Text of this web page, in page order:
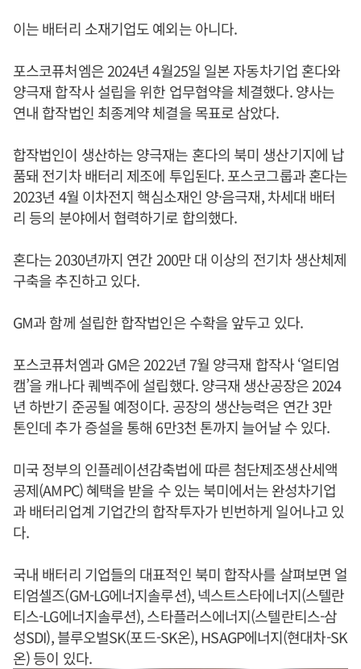
이는 배터리 소재기업도 예외는 아니다.
포스코퓨처엠은 2024년 4월25일 일본 자동차기업 혼다와
양극재 합작사 설립을 위한 업무협약을 체결했다. 양사는
연내 합작법인 최종계약 체결을 목표로 삼았다.
합작법인이 생산하는 양극재는 혼다의 북미 생산기지에 납
품돼 전기차 배터리 제조에 투입된다. 포스코그룹과 혼다는
2023년 4월 이차전지 핵심소재인 양·음극재, 차세대 배터
리 등의 분야에서 협력하기로 합의했다.
혼다는 2030년까지 연간 200만 대 이상의 전기차 생산체제
구축을 추진하고 있다.
GM과 함께 설립한 합작법인은 수확을 앞두고 있다.
포스코퓨처엠과 GM은 2022년 7월 양극재 합작사 ‘얼티엄
캠’을 캐나다 퀘벡주에 설립했다. 양극재 생산공장은 2024
년 하반기 준공될 예정이다. 공장의 생산능력은 연간 3만
톤인데 추가 증설을 통해 6만3천 톤까지 늘어날 수 있다.
미국 정부의 인플레이션감축법에 따른 첨단제조생산세액
공제(AMPC) 혜택을 받을 수 있는 북미에서는 완성차기업
과 배터리업계 기업간의 합작투자가 빈번하게 일어나고 있
다.
국내 배터리 기업들의 대표적인 북미 합작사를 살펴보면 얼
티엄셀즈(GM-LG에너지솔루션), 넥스트스타에너지(스텔란
티스-LG에너지솔루션), 스타플러스에너지(스텔란티스-삼
성SDI), 블루오벌SK(포드-SK온), HSAGP에너지(현대차-SK
온) 등이 있다.